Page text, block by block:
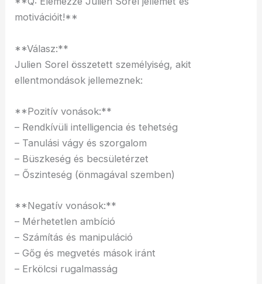
motivációit!**
**Válasz:**
Julien Sorel összetett személyiség, akit
ellentmondások jellemeznek:
**Pozitív vonások:**
– Rendkívüli intelligencia és tehetség
– Tanulási vágy és szorgalom
– Büszkeség és becsületérzet
– Őszinteség (önmagával szemben)
**Negatív vonások:**
– Mérhetetlen ambíció
– Számítás és manipuláció
– Gőg és megvetés mások iránt
– Erkölcsi rugalmasság